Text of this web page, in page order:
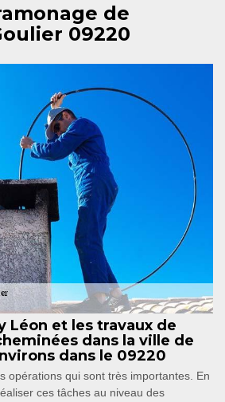
de
09220
Léon et les travaux de
dans la ville de
dans le 09220
opérations qui sont très importantes. En
ces tâches au niveau des